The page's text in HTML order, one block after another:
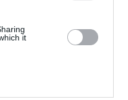
it
Navega por las
SÍGUENOS